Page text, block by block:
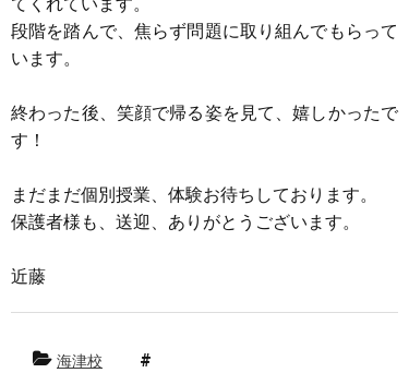
段階を踏んで、焦らず問題に取り組んでもらって
います。
終わった後、笑顔で帰る姿を見て、嬉しかったで
す！
まだまだ個別授業、体験お待ちしております。
保護者様も、送迎、ありがとうございます。
近藤
海津校